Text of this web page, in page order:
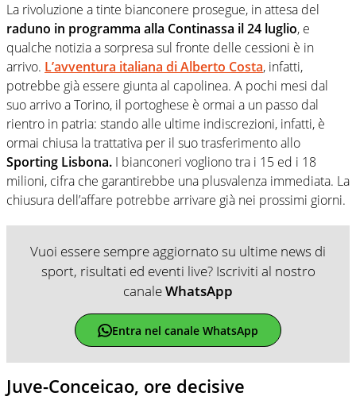
La rivoluzione a tinte bianconere prosegue, in attesa del
raduno in programma alla Continassa il 24 luglio, e
qualche notizia a sorpresa sul fronte delle cessioni è in
arrivo. L’avventura italiana di Alberto Costa, infatti,
potrebbe già essere giunta al capolinea. A pochi mesi dal
suo arrivo a Torino, il portoghese è ormai a un passo dal
rientro in patria: stando alle ultime indiscrezioni, infatti, è
ormai chiusa la trattativa per il suo trasferimento allo
Sporting Lisbona. I bianconeri vogliono tra i 15 ed i 18
milioni, cifra che garantirebbe una plusvalenza immediata. La
chiusura dell’affare potrebbe arrivare già nei prossimi giorni.
Vuoi essere sempre aggiornato su ultime news di
sport, risultati ed eventi live? Iscriviti al nostro
canaleWhatsApp
Entra nel canale WhatsApp
Juve-Conceicao, ore decisive